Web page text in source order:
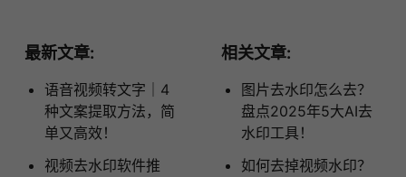
最新文章:
语音视频转文字｜4
种文案提取方法，简
单又高效！
视频去水印软件推
相关文章:
图片去水印怎么去？
盘点2025年5大AI去
水印工具！
如何去掉视频水印？